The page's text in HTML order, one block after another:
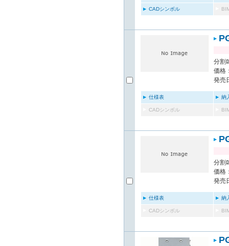
CADシンボル
分割
価格
発売
仕様表 納
CADシンボル
分割
価格
発売
仕様表 納
CADシンボル